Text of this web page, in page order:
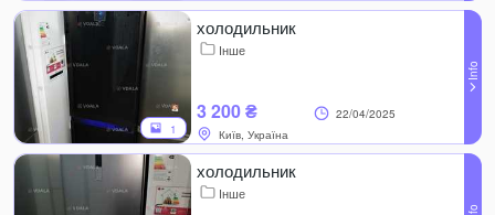
1
холодильник
Інше
3 200 ₴
22/04/2025
Київ, Україна
холодильник
Інше